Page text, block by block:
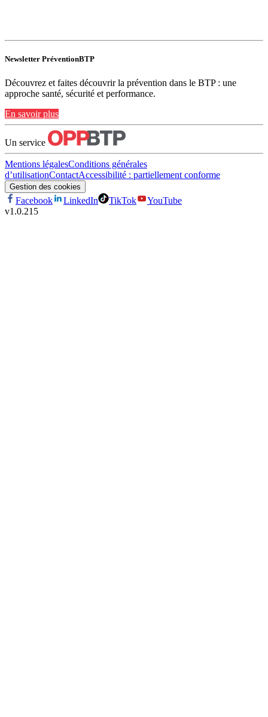
Newsletter PréventionBTP
Découvrez et faites découvrir la prévention dans le BTP : une
approche santé, sécurité et performance.
En savoir plus
Un service
Mentions légalesConditions générales
d’utilisationContactAccessibilité : partiellement conforme
Gestion des cookies
Facebook LinkedIn TikTok
YouTube
v1.0.215